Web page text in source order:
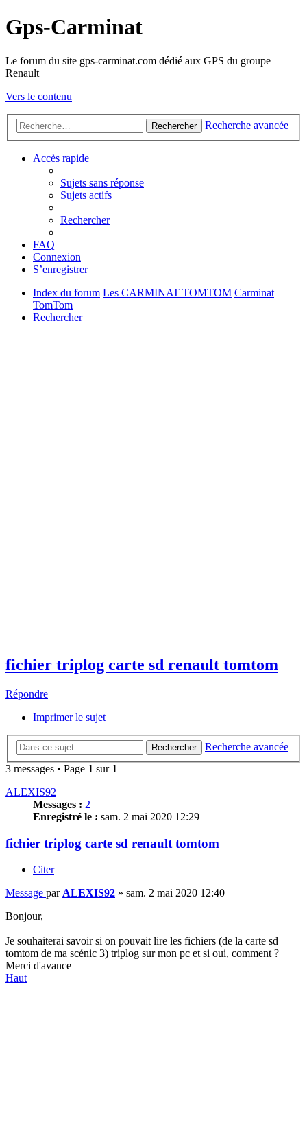
Gps-Carminat
Le forum du site gps-carminat.com dédié aux GPS du groupe
Renault
Vers le contenu
Rechercher Recherche avancée
Accès rapide
Sujets sans réponse
Sujets actifs
Rechercher
FAQ
Connexion
S’enregistrer
Index du forum Les CARMINAT TOMTOM Carminat
TomTom
Rechercher
fichier triplog carte sd renault tomtom
Répondre
Imprimer le sujet
Rechercher
Recherche avancée
3 messages • Page 1 sur 1
ALEXIS92
Messages : 2
Enregistré le : sam. 2 mai 2020 12:29
fichier triplog carte sd renault tomtom
Citer
Message par ALEXIS92 » sam. 2 mai 2020 12:40
Bonjour,
Je souhaiterai savoir si on pouvait lire les fichiers (de la carte sd
tomtom de ma scénic 3) triplog sur mon pc et si oui, comment ?
Merci d'avance
Haut